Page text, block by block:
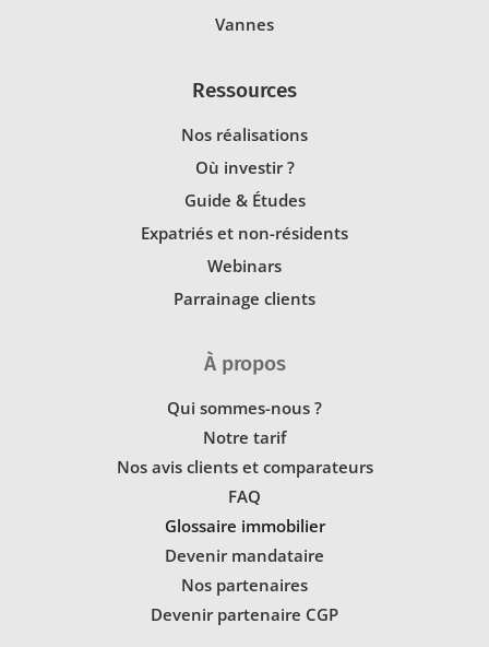
Vannes
Ressources
Nos réalisations
Où investir ?
Guide & Études
Expatriés et non-résidents
Webinars
Parrainage clients
À propos
Qui sommes-nous ?
Notre tarif
Nos avis clients et comparateurs
FAQ
Glossaire immobilier
Devenir mandataire
Nos partenaires
Devenir partenaire CGP